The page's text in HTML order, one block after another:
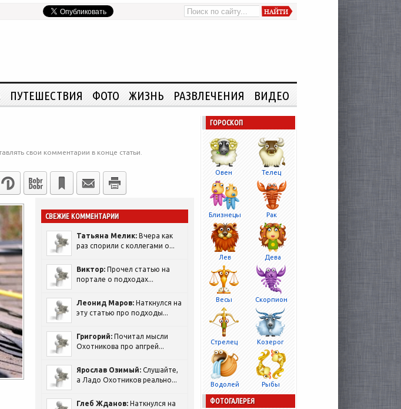
ПУТЕШЕСТВИЯ ФОТО ЖИЗНЬ РАЗВЛЕЧЕНИЯ ВИДЕО
свои комментарии в конце статьи.
СВЕЖИЕ КОММЕНТАРИИ
Татьяна Мелик: Вчера как
раз спорили с коллегами о...
Виктор: Прочел статью на
портале о подходах...
Леонид Маров: Наткнулся на
эту статью про подходы...
Григорий: Почитал мысли
Охотникова про апгрей...
Ярослав Озимый: Слушайте,
а Ладо Охотников реально...
Глеб Жданов: Наткнулся на
ГОРОСКОП
Овен Телец
Близнецы Рак
Лев Дева
Весы Скорпион
Стрелец Козерог
Водолей Рыбы
ФОТОГАЛЕРЕЯ